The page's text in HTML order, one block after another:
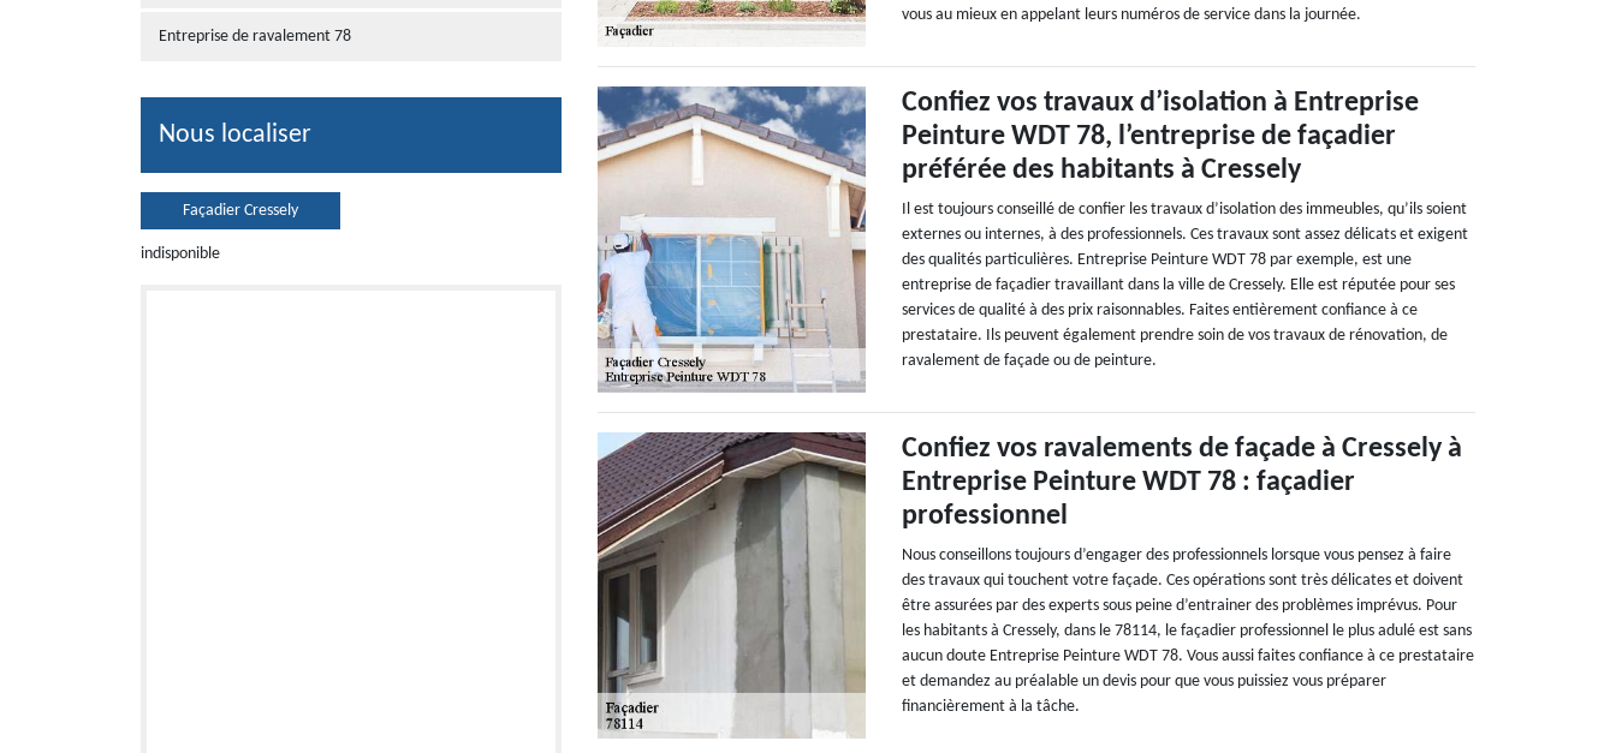
Entreprise de ravalement 78
Nous localiser
Façadier Cressely
indisponible
vous au mieux en appelant leurs numéros de service dans la journée.
Confiez vos travaux d’isolation à Entreprise
Peinture WDT 78, l’entreprise de façadier
préférée des habitants à Cressely
Il est toujours conseillé de confier les travaux d’isolation des immeubles, qu’ils soient
externes ou internes, à des professionnels. Ces travaux sont assez délicats et exigent
des qualités particulières. Entreprise Peinture WDT 78 par exemple, est une
entreprise de façadier travaillant dans la ville de Cressely. Elle est réputée pour ses
services de qualité à des prix raisonnables. Faites entièrement confiance à ce
prestataire. Ils peuvent également prendre soin de vos travaux de rénovation, de
ravalement de façade ou de peinture.
Confiez vos ravalements de façade à Cressely à
Entreprise Peinture WDT 78 : façadier
professionnel
Nous conseillons toujours d’engager des professionnels lorsque vous pensez à faire
des travaux qui touchent votre façade. Ces opérations sont très délicates et doivent
être assurées par des experts sous peine d’entrainer des problèmes imprévus. Pour
les habitants à Cressely, dans le 78114, le façadier professionnel le plus adulé est sans
aucun doute Entreprise Peinture WDT 78. Vous aussi faites confiance à ce prestataire
et demandez au préalable un devis pour que vous puissiez vous préparer
financièrement à la tâche.